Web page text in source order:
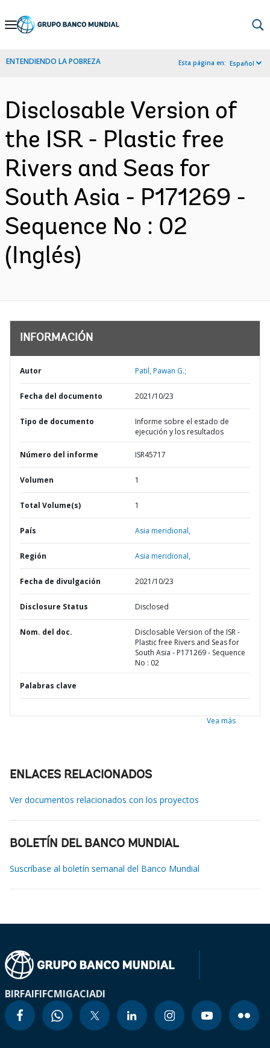
Skip
Navigation
ENTENDIENDO LA POBREZA Esta página en: Español
Disclosable Version of
the ISR - Plastic free
Rivers and Seas for
South Asia - P171269 -
Sequence No : 02
(Inglés)
INFORMACIÓN
Autor Patil, Pawan G.;
Fecha del documento 2021/10/23
Tipo de documento
Informe sobre el estado de
ejecución y los resultados
Número del informe ISR45717
Volumen 1
Total Volume(s) 1
País Asia meridional,
Región Asia meridional,
Fecha de divulgación 2021/10/23
Disclosure Status Disclosed
Nom. del doc.
Disclosable Version of the ISR -
Plastic free Rivers and Seas for
South Asia - P171269 - Sequence
No : 02
Palabras clave
Vea más
ENLACES RELACIONADOS
Ver documentos relacionados con los proyectos
BOLETÍN DEL BANCO MUNDIAL
Suscríbase al boletín semanal del Banco Mundial
BIRFAIFIFCMIGACIADI